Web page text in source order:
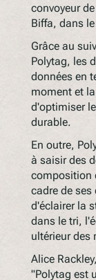
convoyeur
Biffa, dans
Grâce au
Polytag, les
données en
moment et
d'optimiser
durable.
En outre,
à saisir des
composition
cadre de
d'éclairer la
dans le tri,
ultérieur des
Alice
"Polytag est